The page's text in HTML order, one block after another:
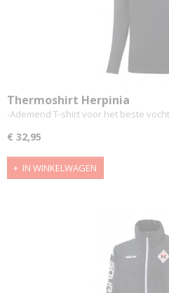
Thermoshirt Herpinia
-Ademend T-shirt voor het beste
€ 32,95
IN WINKELWAGEN